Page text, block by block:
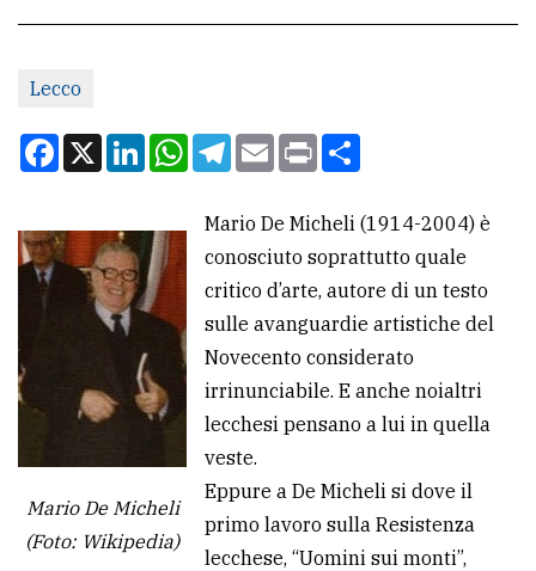
tua
pubblicità
Cerca
per
Ricerca
avanzata
LE
ALTRE
TESTATE
Lecco
Facebook
X LinkedInWhatsApp
Telegram
EmailPrint
Mario De Micheli
(Foto: Wikipedia)
Mario De Micheli (1914-2004) è
conosciuto soprattutto quale
critico d’arte, autore di un testo
sulle avanguardie artistiche del
Novecento considerato
irrinunciabile. E anche noialtri
lecchesi pensano a lui in quella
veste.
Eppure a De Micheli si dove il
primo lavoro sulla Resistenza
lecchese, “Uomini sui monti”,